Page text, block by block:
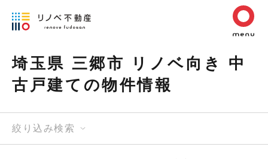
埼玉県 三郷市 リノベ向き 中
古戸建ての物件情報
絞り込み検索